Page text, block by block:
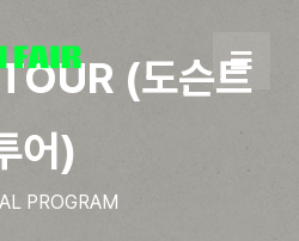
(도슨트
어)
PROGRAM